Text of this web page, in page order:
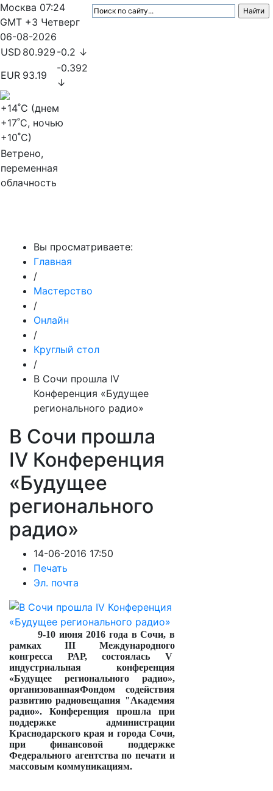
Москва 07:24
GMT +3 Четверг
06-08-2026
USD 80.929 -0.2 ↓
EUR 93.19
-0.392
↓
+14˚C (днем
+17˚C, ночью
+10˚C)
Ветрено,
переменная
облачность
Вы просматриваете:
Главная
/
Мастерство
/
Онлайн
/
Круглый стол
/
В Сочи прошла IV
Конференция «Будущее
регионального радио»
В Сочи прошла
IV Конференция
«Будущее
регионального
радио»
14-06-2016 17:50
Печать
Эл. почта
9-10 июня 2016 года в Сочи, в
рамкахIII Международного
конгресса РАР, состоялась V
индустриальная конференция
«Будущее регионального радио»,
организованнаяФондом содействия
развитию радиовещания "Академия
радио». Конференция прошла при
поддержке администрации
Краснодарского края и города Сочи,
при финансовой поддержке
Федерального агентства по печати и
массовым коммуникациям.